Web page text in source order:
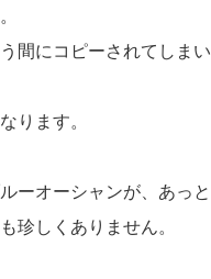
間にコピーされてしまい
ります。
ーオーシャンが、あっと
珍しくありません。